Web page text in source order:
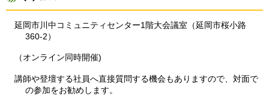
延岡市川中コミュニティセンター1階大会議室（延岡市桜小路
360-2）
（オンライン同時開催)
講師や登壇する社員へ直接質問する機会もありますので、対面で
の参加をお勧めします。